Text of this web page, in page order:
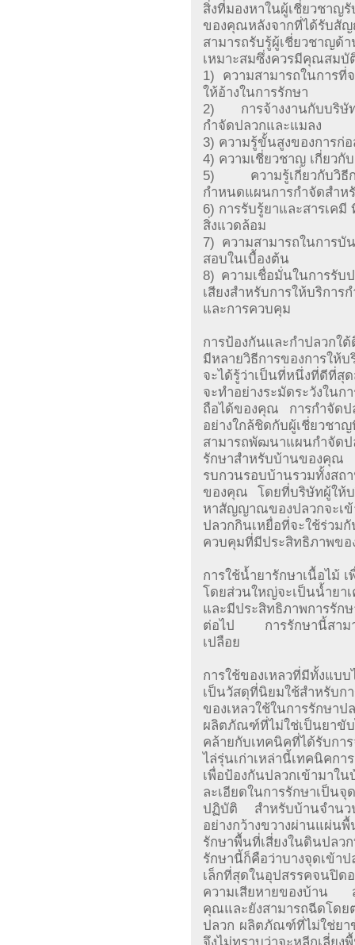
สิ่งที่มองหาในผู้เชี่ยวชา
ของคุณหลังจากที่ได้รับสั
สามารถรับรู้ผู้เชี่ยวชาญด้
เหมาะสมซึ่งควรมีคุณสมบั
1) ความสามารถในการที่
ให้อ้างในการรักษา
2) การจ้างงานกับบริษัท
กำจัดปลวกและแมลง
3) ความรู้ขั้นสูงของการก่
4) ความเชี่ยวชาญ เกี่ยวกั
5) ความรู้เกี่ยวกับวิธีกา
กำหนดแผนการกำจัดสำ
6) การรับรู้ยาและสารเค
สิ่งแวดล้อม
7) ความสามารถในการบั
สอบในเบื้องต้น
8) ความเชื่อมั่นในการรับ
เสียงสำหรับการให้บริกา
และการควบคุม
การป้องกันและกำปลวกใ
มีหลายวิธีการของการใ
จะได้รู้ว่าเป็นที่หนึ่งที่ดีที่
จะทำอย่างระมัดระวังใน
ถือได้ของคุณ การกำจัดป
อย่างใกล้ชิดกับผู้เชี่ยว
สามารถพัฒนาแผนกำจัดป
รักษาสำหรับบ้านของคุณ
รบกวนรอบบ้านรวมทั้งส
ของคุณ โดยที่บริษัทผู้ให้
หาสัญญาณของปลวกจะเ
ปลวกกินเหยื่อที่จะใช้ร่วม
ควบคุมที่มีประสิทธิภาพข
การใช้น้ำยารักษาเนื้อไม้
โดยส่วนใหญ่จะเป็นน้ำยา
และมีประสิทธิภาพการรัก
ต่อไป การรักษานี้สามา
เปลือย
การใช้ของเหลวที่มีทั้งแบ
เป็นวัสดุที่นิยมใช้สำหรับ
ของเหลวใช้ในการรักษา
ผลิตภัณฑ์ที่ไม่ใช่เป็นยาขั
คล้ายกับเทคนิคที่ได้รับกา
ไล่รุ่นเก่าเหล่านี้เทคนิคก
เพื่อป้องกันปลวกเข้ามาใ
ละเอียดในการรักษาเป็นจุ
ปฏิบัติ สำหรับบ้านจำนวน
อย่างกว้างขวางผ่านแผ่น
รักษาพื้นที่เสี่ยงในดินปล
รักษานี้ก็คือว่าบางจุดเข้า
เล็กที่สุดในอุปสรรคจนปิด
ความเสียหายของบ้าน
คุณและยังสามารถฉีดโด
ปลวก ผลิตภัณฑ์ที่ไม่ใช่ยา